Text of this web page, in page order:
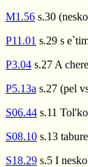
M1.56 s.30
P11.01 s.29 s
P3.04 s.27 A
P5.13a s.27 (pel
S06.44 s.11
S08.10 s.13
S18.29 s.5 I